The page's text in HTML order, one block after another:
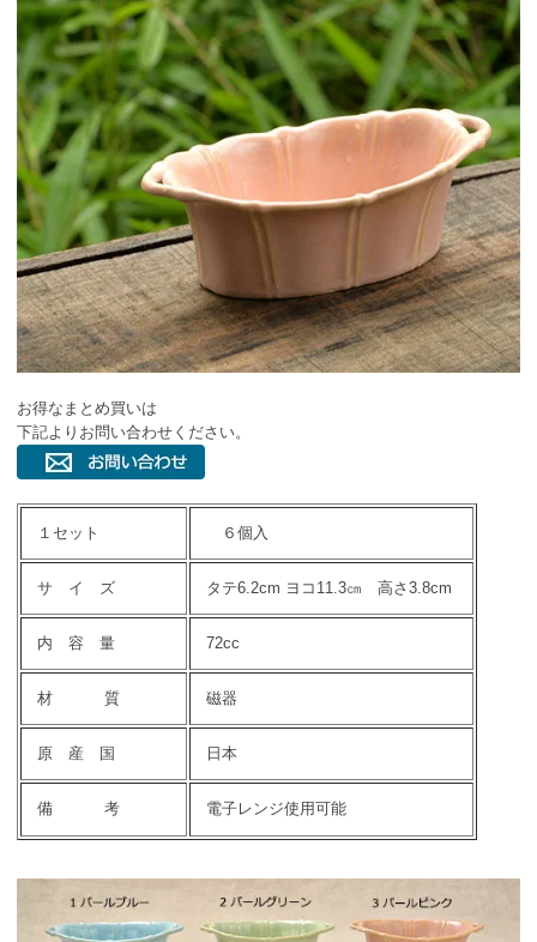
お得なまとめ買いは
下記よりお問い合わせください。
１セット ６個入
サ イ ズ タテ6.2cm ヨコ11.3㎝ 高さ3.8cm
内 容 量 72cc
材 質 磁器
原 産 国 日本
備 考 電子レンジ使用可能